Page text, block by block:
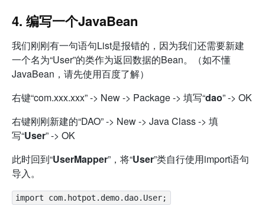
4. 编写一个JavaBean
我们刚刚有一句语句List是报错的，因为我们还需要新建
一个名为“User”的类作为返回数据的Bean。（如不懂
JavaBean，请先使用百度了解）
右键“com.xxx.xxx” -> New -> Package -> 填写“dao” -> OK
右键刚刚新建的“DAO” -> New -> Java Class -> 填
写“User” -> OK
此时回到“UserMapper”，将“User”类自行使用import语句
导入。
import com.hotpot.demo.dao.User;